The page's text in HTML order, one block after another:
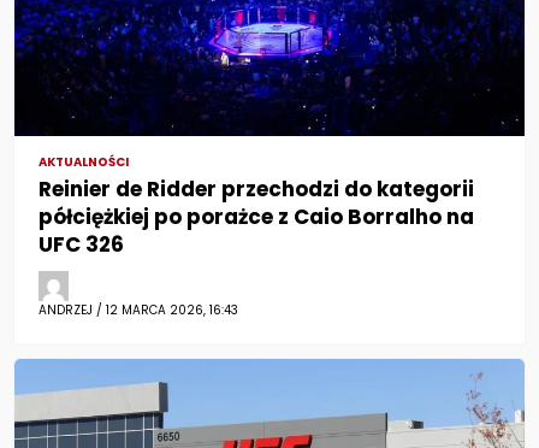
AKTUALNOŚCI
Reinier de Ridder przechodzi do kategorii
półciężkiej po porażce z Caio Borralho na
UFC 326
ANDRZEJ / 12 MARCA 2026, 16:43